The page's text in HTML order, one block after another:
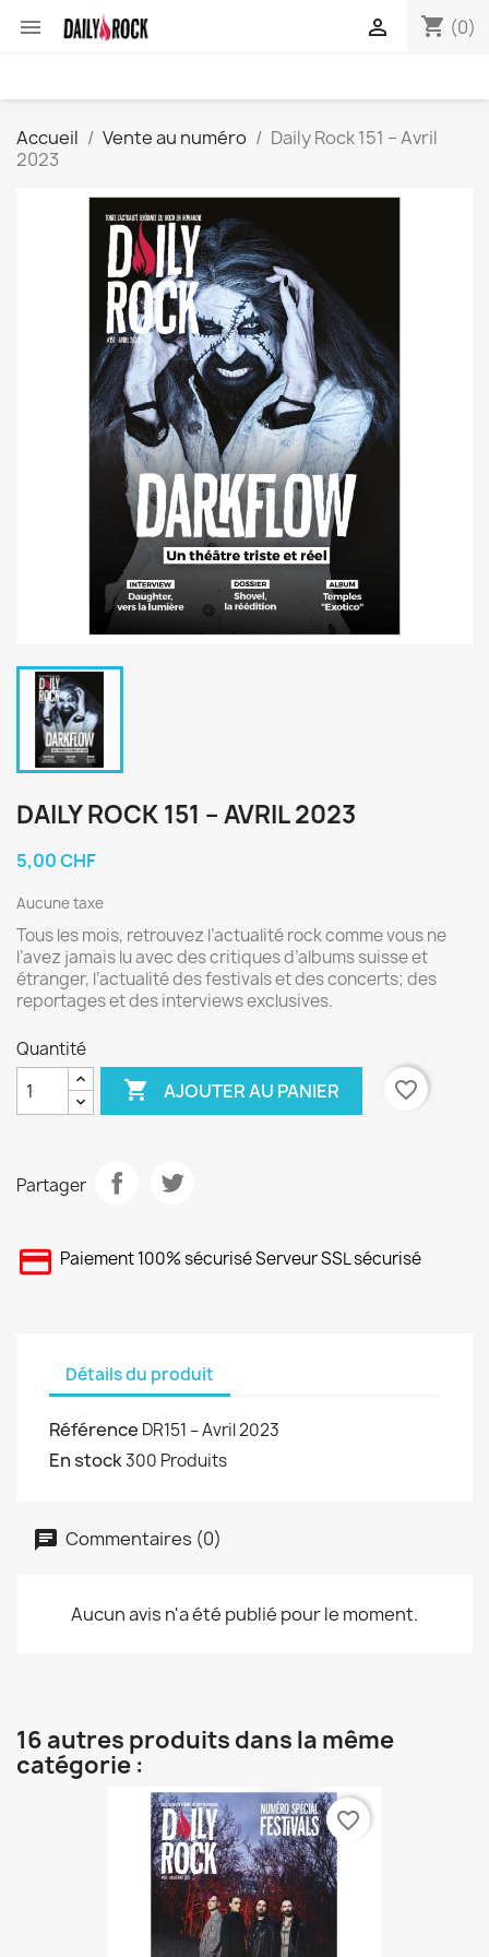
 shopping_cart (0)

Accueil Vente au numéro
Daily Rock 151 – Avril
2023
DAILY ROCK 151 – AVRIL 2023
5,00 CHF
Aucune taxe
Tous les mois, retrouvez l’actualité rock comme vous ne
l’avez jamais lu avec des critiques d’albums suisse et
étranger, l’actualité des festivals et des concerts; des
reportages et des interviews exclusives.
Quantité
 AJOUTER AU PANIER favorite_border
Partager
Paiement 100% sécurisé Serveur SSL sécurisé
Détails du produit
Référence DR151 – Avril 2023
En stock300 Produits
Commentaires (0)
Aucun avis n'a été publié pour le moment.
16 autres produits dans la même
catégorie :
favorite_border